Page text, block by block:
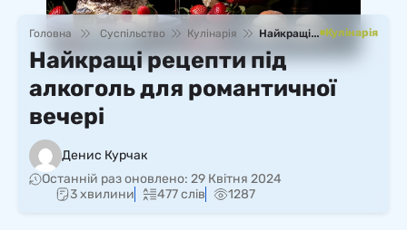
Головна Суспільство Кулінарія Найкращі рецепти під алкоголь для романтичної вечері Кулінарія
Найкращі рецепти під
алкоголь для романтичної
вечері
Денис Курчак
3 хвилини 477 слів 1287
Останній раз оновлено: 29 Квітня 2024